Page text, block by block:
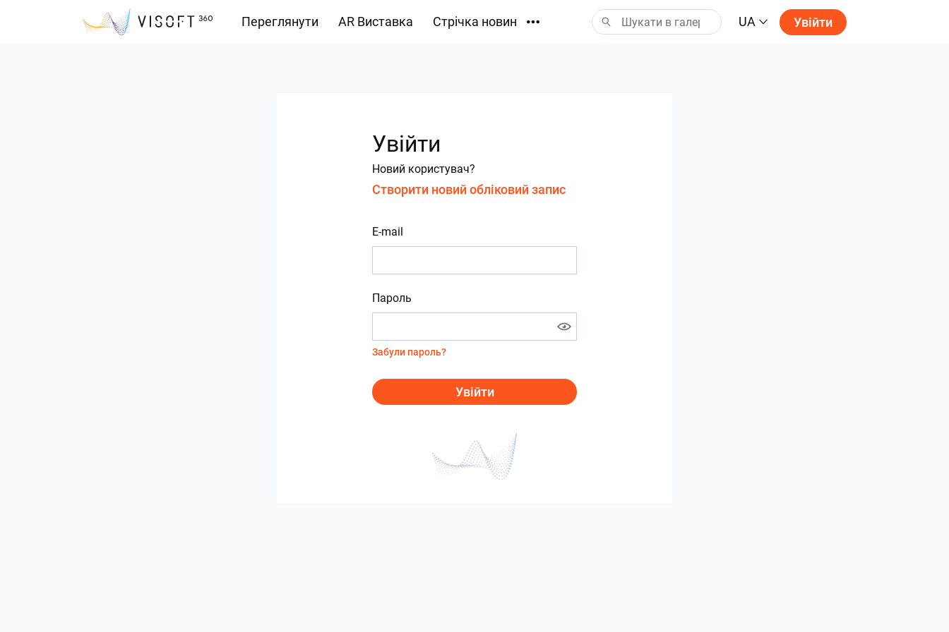
Переглянути AR Виставка Стрічка новин UA Увійти
Увійти
Новий користувач?
Створити новий обліковий запис
E-mail
Пароль
Забули пароль?
Увійти